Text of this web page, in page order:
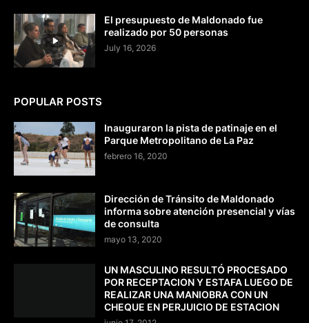
El presupuesto de Maldonado fue
realizado por 50 personas
July 16, 2026
POPULAR POSTS
Inauguraron la pista de patinaje en el
Parque Metropolitano de La Paz
febrero 16, 2020
Dirección de Tránsito de Maldonado
informa sobre atención presencial y vías
de consulta
mayo 13, 2020
UN MASCULINO RESULTÓ PROCESADO
POR RECEPTACION Y ESTAFA LUEGO DE
REALIZAR UNA MANIOBRA CON UN
CHEQUE EN PERJUICIO DE ESTACION